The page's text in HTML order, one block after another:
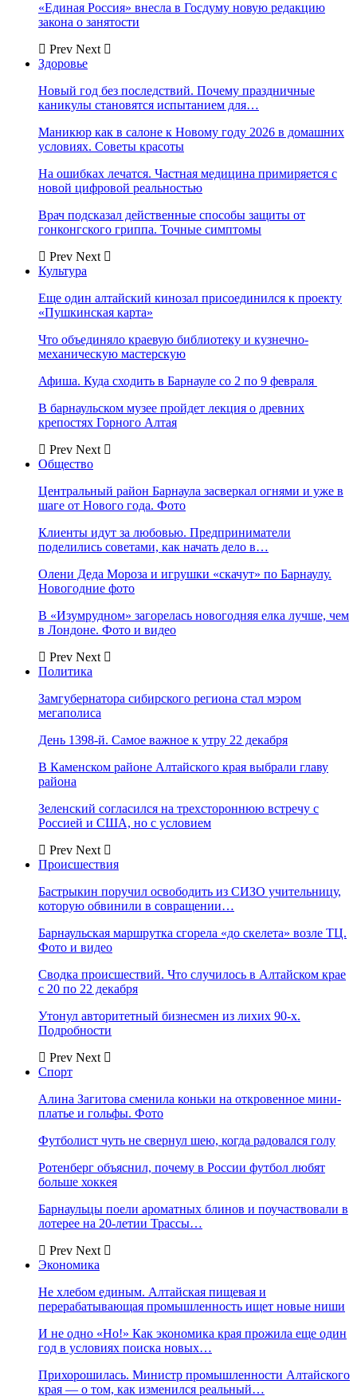
«Единая Россия» внесла в Госдуму новую редакцию
закона о занятости
Prev Next
Здоровье
Новый год без последствий. Почему праздничные
каникулы становятся испытанием для…
Маникюр как в салоне к Новому году 2026 в домашних
условиях. Советы красоты
На ошибках лечатся. Частная медицина примиряется с
новой цифровой реальностью
Врач подсказал действенные способы защиты от
гонконгского гриппа. Точные симптомы
Prev Next
Культура
Еще один алтайский кинозал присоединился к проекту
«Пушкинская карта»
Что объединяло краевую библиотеку и кузнечно-
механическую мастерскую
Афиша. Куда сходить в Барнауле со 2 по 9 февраля
В барнаульском музее пройдет лекция о древних
крепостях Горного Алтая
Prev Next
Общество
Центральный район Барнаула засверкал огнями и уже в
шаге от Нового года. Фото
Клиенты идут за любовью. Предприниматели
поделились советами, как начать дело в…
Олени Деда Мороза и игрушки «скачут» по Барнаулу.
Новогодние фото
В «Изумрудном» загорелась новогодняя елка лучше, чем
в Лондоне. Фото и видео
Prev Next
Политика
Замгубернатора сибирского региона стал мэром
мегаполиса
День 1398-й. Самое важное к утру 22 декабря
В Каменском районе Алтайского края выбрали главу
района
Зеленский согласился на трехстороннюю встречу с
Россией и США, но с условием
Prev Next
Происшествия
Бастрыкин поручил освободить из СИЗО учительницу,
которую обвинили в совращении…
Барнаульская маршрутка сгорела «до скелета» возле ТЦ.
Фото и видео
Сводка происшествий. Что случилось в Алтайском крае
с 20 по 22 декабря
Утонул авторитетный бизнесмен из лихих 90-х.
Подробности
Prev Next
Спорт
Алина Загитова сменила коньки на откровенное мини-
платье и гольфы. Фото
Футболист чуть не свернул шею, когда радовался голу
Ротенберг объяснил, почему в России футбол любят
больше хоккея
Барнаульцы поели ароматных блинов и поучаствовали в
лотерее на 20-летии Трассы…
Prev Next
Экономика
Не хлебом единым. Алтайская пищевая и
перерабатывающая промышленность ищет новые ниши
И не одно «Но!» Как экономика края прожила еще один
год в условиях поиска новых…
Прихорошилась. Министр промышленности Алтайского
края — о том, как изменился реальный…